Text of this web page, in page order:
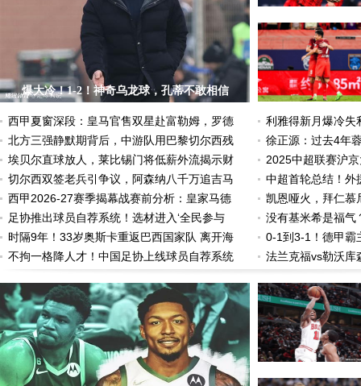
爆大冷！1-2！神奇乌龙球，孔蒂不敢相信
西甲夏窗深段：皇马官售双星赴富勒姆，罗德
北方三强静默期背后，中游队用巴黎切尔西残
埃贝尔直球放人，莱比锡门将低薪外流揭示财
切尔西双签老兵引争议，阿森纳八千万追吉马
西甲2026-27赛季揭幕战赛前分析：皇家马德
足协推出球员自荐系统！选材进入‘全民参与
时隔9年！33岁奥斯卡重返巴西国家队 离开海
不拘一格降人才！中国足协上线球员自荐系统
利雅得新月爆冷失
徐正源：过去4年
2025中超联赛沪
中超首轮总结！外
凯恩哑火，拜仁慕
没有基米希是福气
0-1到3-1！德甲霸
法兰克福vs勒沃库